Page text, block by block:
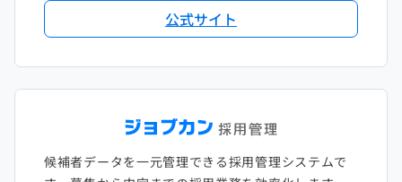
公式サイト
候補者データを一元管理できる採用管理システムで